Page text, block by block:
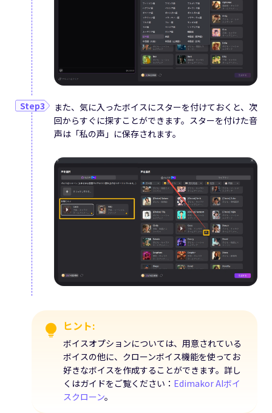
また、気に入ったボイスにスターを付けておくと、次
回からすぐに探すことができます。スターを付けた音
声は「私の声」に保存されます。
ヒント:
ボイスオプションについては、用意されている
ボイスの他に、クローンボイス機能を使ってお
好きなボイスを作成することができます。詳し
くはガイドをご覧ください： Edimakor AIボイ
スクローン。